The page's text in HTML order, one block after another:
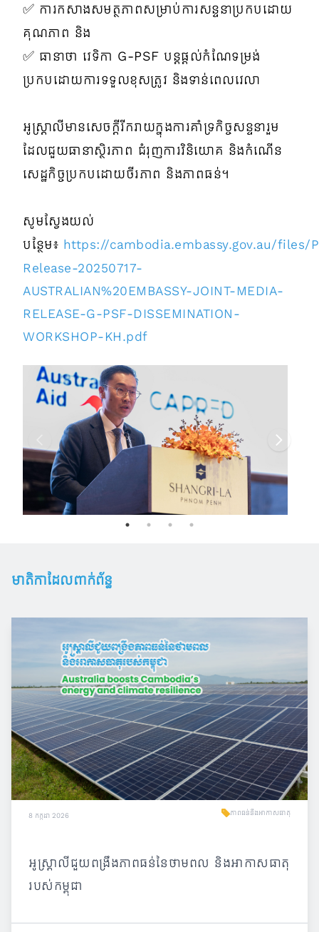
✅ ការកសាងសមត្ថភាពសម្រាប់ការសន្ទនាប្រកបដោយ
គុណភាព និង
✅ ធានាថា វេទិកា G-PSF បន្តផ្តល់កំណែទម្រង់
ប្រកបដោយការទទួលខុសត្រូវ និងទាន់ពេលវេលា
អូស្ត្រាលីមានសេចក្តីរីករាយក្នុងការគាំទ្រកិច្ចសន្ទនារួម
ដែលជួយធានាស្ថិរភាព ជំរុញការវិនិយោគ និងកំណើន
សេដ្ឋកិច្ចប្រកបដោយចីរភាព និងភាពធន់។
សូមស្វែងយល់
បន្ថែម៖ https://cambodia.embassy.gov.au/files/
Release-20250717-
AUSTRALIAN%20EMBASSY-JOINT-MEDIA-
RELEASE-G-PSF-DISSEMINATION-
WORKSHOP-KH.pdf
មាតិកាដែលពាក់ព័ន្ធ
8 កក្កដា 2026 ភាពធន់នឹងអាកាសធាតុ
អូស្ត្រាលីជួយពង្រឹងភាពធន់នៃថាមពល និងអាកាសធាតុ
របស់កម្ពុជា